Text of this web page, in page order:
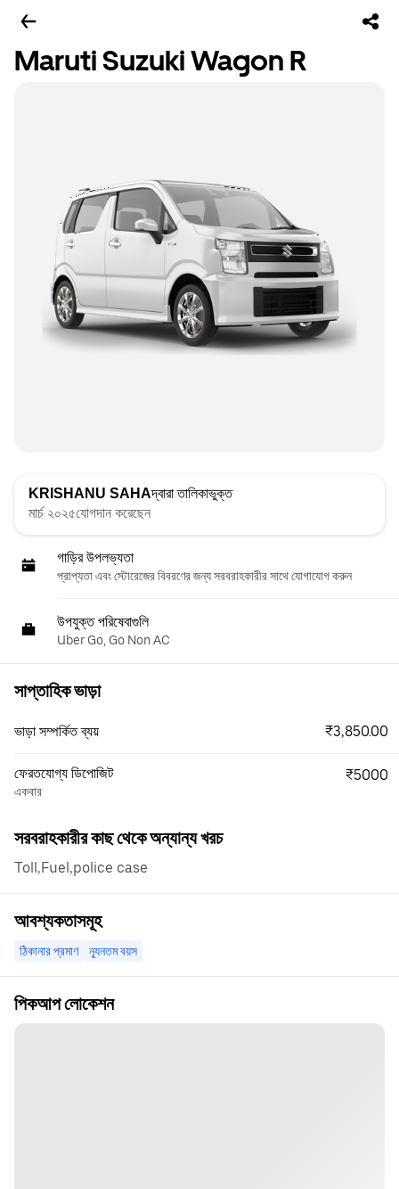
Maruti Suzuki Wagon R
KRISHANU SAHAদ্বারা তালিকাভুক্ত
মার্চ ২০২৫যোগদান করেছেন
গাড়ির উপলভ্যতা
প্রাপ্যতা এবং স্টোরেজের বিবরণের জন্য সরবরাহকারীর সাথে যোগাযোগ করুন
উপযুক্ত পরিষেবাগুলি
Uber Go, Go Non AC
সাপ্তাহিক ভাড়া
ভাড়া সম্পর্কিত ব্যয় ₹3,850.00
ফেরতযোগ্য ডিপোজিট
একবার
₹5000
সরবরাহকারীর কাছ থেকে অন্যান্য খরচ
Toll,Fuel,police case
আবশ্যকতাসমূহ
ঠিকানার প্রমাণ ন্যূনতম বয়স
পিকআপ লোকেশন